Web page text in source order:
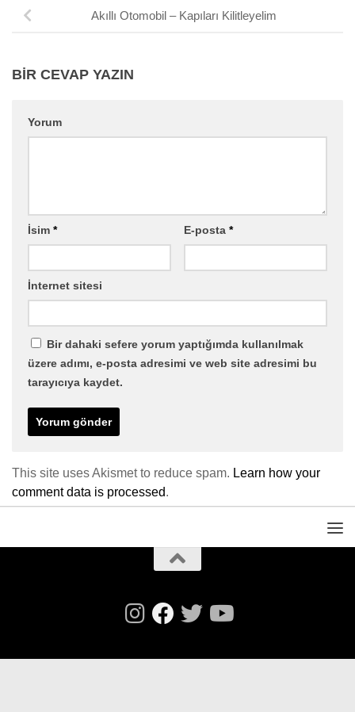
Akıllı Otomobil – Kapıları Kilitleyelim
BIR CEVAP YAZIN
Yorum
İsim * E-posta *
İnternet sitesi
Bir dahaki sefere yorum yaptığımda kullanılmak
üzere adımı, e-posta adresimi ve web site adresimi bu
tarayıcıya kaydet.
This site uses Akismet to reduce spam. Learn how your
comment data is processed.